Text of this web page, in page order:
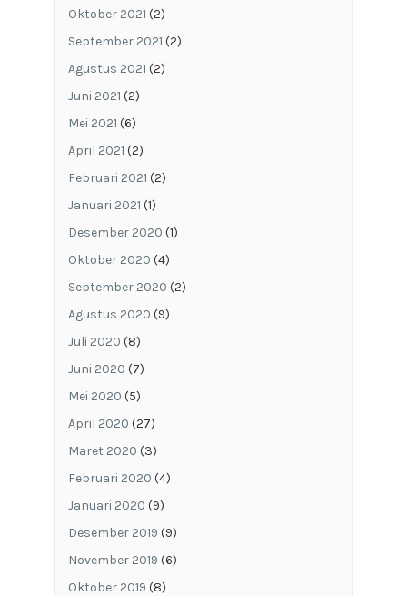
Oktober 2021 (2)
September 2021 (2)
Agustus 2021 (2)
Juni 2021 (2)
Mei 2021 (6)
April 2021 (2)
Februari 2021 (2)
Januari 2021 (1)
Desember 2020 (1)
Oktober 2020 (4)
September 2020 (2)
Agustus 2020 (9)
Juli 2020 (8)
Juni 2020 (7)
Mei 2020 (5)
April 2020 (27)
Maret 2020 (3)
Februari 2020 (4)
Januari 2020 (9)
Desember 2019 (9)
November 2019 (6)
Oktober 2019 (8)